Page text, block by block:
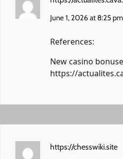
June 1, 2026 at 8:25 pm
References:
New casino
https://
https://chesswiki.site